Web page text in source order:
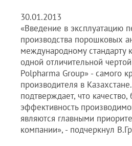
30.01.2013
«Введение в эксплуатацию
производства порошковых
международному стандарту
одной отличительной
Polpharma Group» - самого
производителя в
подтверждает, что качество,
эффективность
являются главными
компании», - подчеркнул